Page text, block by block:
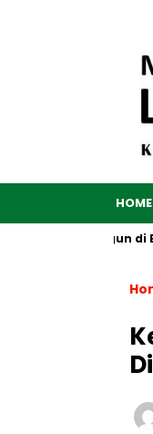
HOME
Putih Dibangun di